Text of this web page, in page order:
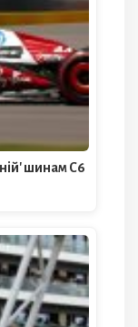
шинам C6